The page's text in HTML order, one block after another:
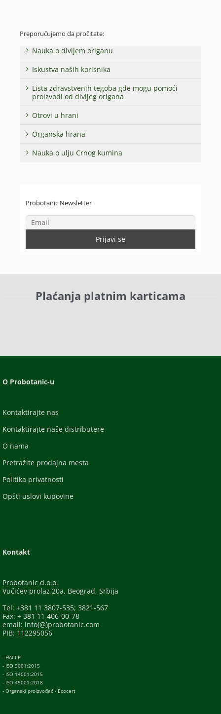
Preporučujemo da pročitate:
Nauka o divljem origanu
Iskustva naših korisnika
Lista zdravstvenih tegoba gde mogu pomoći
proizvodi od divljeg origana
Otrovi u hrani
Organska hrana
Nauka o ulju Crnog kumina
Probotanic Newsletter
Plaćanja platnim karticama
O Probotanic-u
Kontaktirajte nas
Kontaktirajte naše distributere
O nama
Pretražite prodajna mesta
Politika privatnosti
Opšti uslovi kupovine
Kontakt
Probotanic d.o.o.
Vučićev prolaz 20a, Beograd, Srbija
Tel: +381 11 3807-535; 3821-567
Fax: + 381 11 406-00-78
email: info(@)probotanic.com
PIB: 112295056
- HACCP
- ISO 9001:2015
- ISO 14001:2015
- ISO 45001:2018
- Organski proizvođač - Ecocert